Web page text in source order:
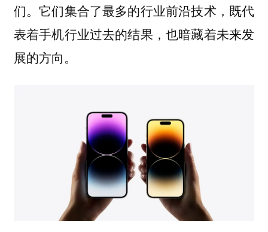
们。它们集合了最多的行业前沿技术，既代
表着手机行业过去的结果，也暗藏着未来发
展的方向。